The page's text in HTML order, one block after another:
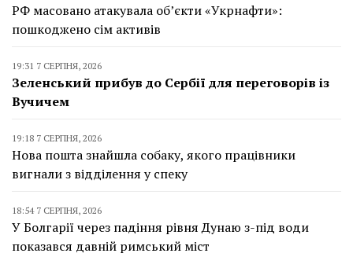
РФ масовано атакувала об’єкти «Укрнафти»:
пошкоджено сім активів
19:31 7 СЕРПНЯ, 2026
Зеленський прибув до Сербії для переговорів із
Вучичем
19:18 7 СЕРПНЯ, 2026
Нова пошта знайшла собаку, якого працівники
вигнали з відділення у спеку
18:54 7 СЕРПНЯ, 2026
У Болгарії через падіння рівня Дунаю з-під води
показався давній римський міст